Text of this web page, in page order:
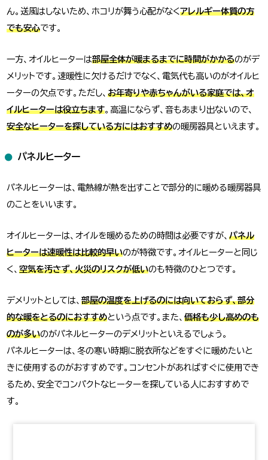
ん。送風はしないため、ホコリが舞う心配がなくアレルギー体質の方
でも安心です。
一方、オイルヒーターは部屋全体が暖まるまでに時間がかかるのがデ
メリットです。速暖性に欠けるだけでなく、電気代も高いのがオイルヒ
ーターの欠点です。ただし、お年寄りや赤ちゃんがいる家庭では、オ
イルヒーターは役立ちます。高温にならず、音もあまり出ないので、
安全なヒーターを探している方にはおすすめの暖房器具といえます。
パネルヒーター
パネルヒーターは、電熱線が熱を出すことで部分的に暖める暖房器具
のことをいいます。
オイルヒーターは、オイルを暖めるための時間は必要ですが、パネル
ヒーターは速暖性は比較的早いのが特徴です。オイルヒーターと同じ
く、空気を汚さず、火災のリスクが低いのも特徴のひとつです。
デメリットとしては、部屋の温度を上げるのには向いておらず、部分
的な暖をとるのにおすすめという点です。また、価格も少し高めのも
のが多いのがパネルヒーターのデメリットといえるでしょう。
パネルヒーターは、冬の寒い時期に脱衣所などをすぐに暖めたいと
きに使用するのがおすすめです。コンセントがあればすぐに使用でき
るため、安全でコンパクトなヒーターを探している人におすすめで
す。